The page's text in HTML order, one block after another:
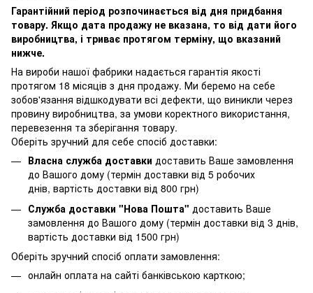
Гарантійний період розпочинається від дня придбання
товару. Якщо дата продажу не вказана, то від дати його
виробництва, і триває протягом терміну, що вказаний
нижче.
На вироби нашої фабрики надається гарантія якості
протягом 18 місяців з дня продажу. Ми беремо на себе
зобов'язання відшкодувати всі дефекти, що виникли через
провину виробництва, за умови коректного використання,
перевезення та зберігання товару.
Оберіть зручний для себе спосіб доставки:
Власна служба доставки доставить Ваше замовлення
до Вашого дому (термін доставки від 5 робочих
днів, вартість доставки від 800 грн)
Служба доставки "Нова Пошта" доставить Ваше
замовлення до Вашого дому (термін доставки від 3 днів,
вартість доставки від 1500 грн)
Оберіть зручний спосіб оплати замовлення:
онлайн оплата на сайті банківською карткою;